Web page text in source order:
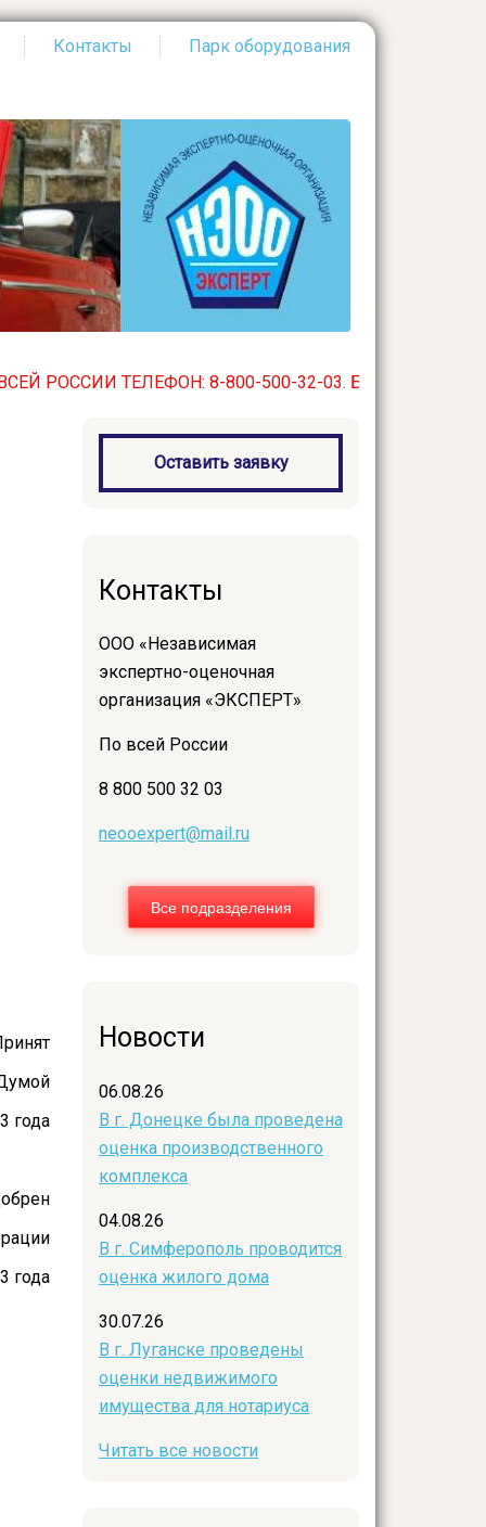
Контакты Парк оборудования
ТЕЛЕФОН: 8-800-500-32-03. БЕСПЛАТНЫЙ ПО ВСЕЙ
года
года
Оставить заявку
Контакты
ООО «Независимая
экспертно-оценочная
организация «ЭКСПЕРТ»
По всей России
8 800 500 32 03
neooexpert@mail.ru
Все подразделения
Новости
06.08.26
В г. Донецке была проведена
оценка производственного
комплекса
04.08.26
В г. Симферополь проводится
оценка жилого дома
30.07.26
В г. Луганске проведены
оценки недвижимого
имущества для нотариуса
Читать все новости